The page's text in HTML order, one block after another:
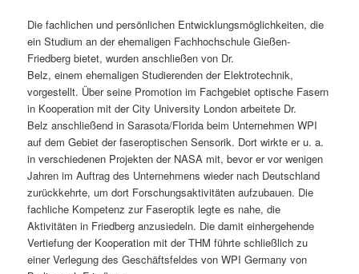
Die fachlichen und persönlichen Entwicklungsmöglichkeiten, die
ein Studium an der ehemaligen Fachhochschule Gießen-
Friedberg bietet, wurden anschließen von Dr.
Belz, einem ehemaligen Studierenden der Elektrotechnik,
vorgestellt. Über seine Promotion im Fachgebiet optische Fasern
in Kooperation mit der City University London arbeitete Dr.
Belz anschließend in Sarasota/Florida beim Unternehmen WPI
auf dem Gebiet der faseroptischen Sensorik. Dort wirkte er u. a.
in verschiedenen Projekten der NASA mit, bevor er vor wenigen
Jahren im Auftrag des Unternehmens wieder nach Deutschland
zurückkehrte, um dort Forschungsaktivitäten aufzubauen. Die
fachliche Kompetenz zur Faseroptik legte es nahe, die
Aktivitäten in Friedberg anzusiedeln. Die damit einhergehende
Vertiefung der Kooperation mit der THM führte schließlich zu
einer Verlegung des Geschäftsfeldes von WPI Germany von